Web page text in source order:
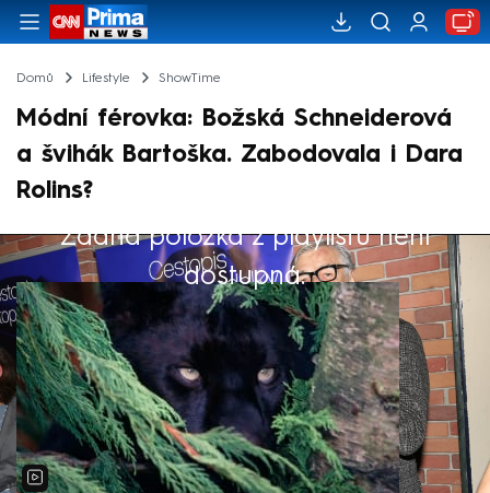
Domů Lifestyle ShowTime
Módní férovka: Božská Schneiderová
a švihák Bartoška. Zabodovala i Dara
Rolins?
Žádná položka z playlistu není
dostupná.
Výběr redakce